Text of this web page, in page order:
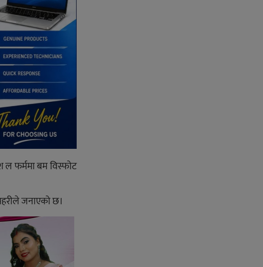
फर्ममा बम विस्फोट
जनाएको छ।